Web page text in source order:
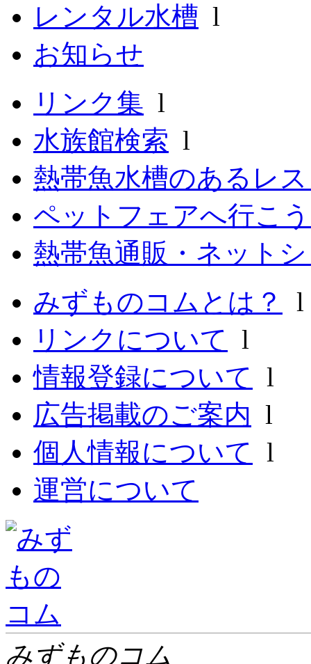
レンタル水槽 l
お知らせ
リンク集 l
水族館検索 l
熱帯魚水槽のあるレ
ペットフェアへ行こ
熱帯魚通販・ネット
みずものコムとは？
リンクについて l
情報登録について l
広告掲載のご案内 l
個人情報について l
運営について
みずものコム